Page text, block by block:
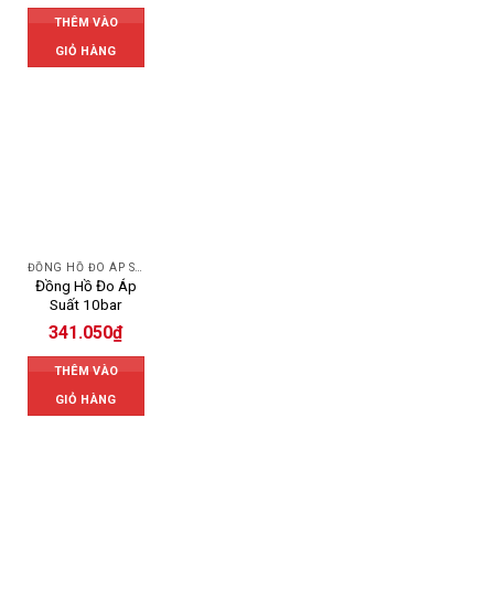
THÊM VÀO
GIỎ HÀNG
Đồng Hồ Đo Áp
Suất 10bar
341.050₫
THÊM VÀO
GIỎ HÀNG